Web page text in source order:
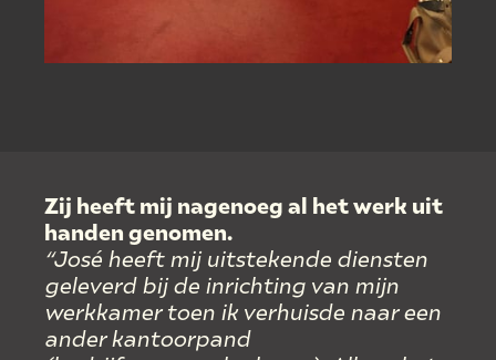
Zij heeft mij nagenoeg al het werk uit
handen genomen.
“José heeft mij uitstekende diensten
geleverd bij de inrichting van mijn
werkkamer toen ik verhuisde naar een
ander kantoorpand